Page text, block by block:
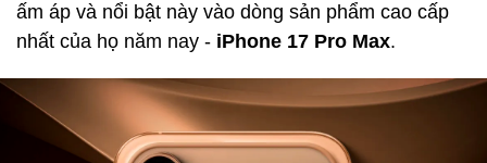
ấm áp và nổi bật này vào dòng sản phẩm cao cấp
nhất của họ năm nay - iPhone 17 Pro Max.